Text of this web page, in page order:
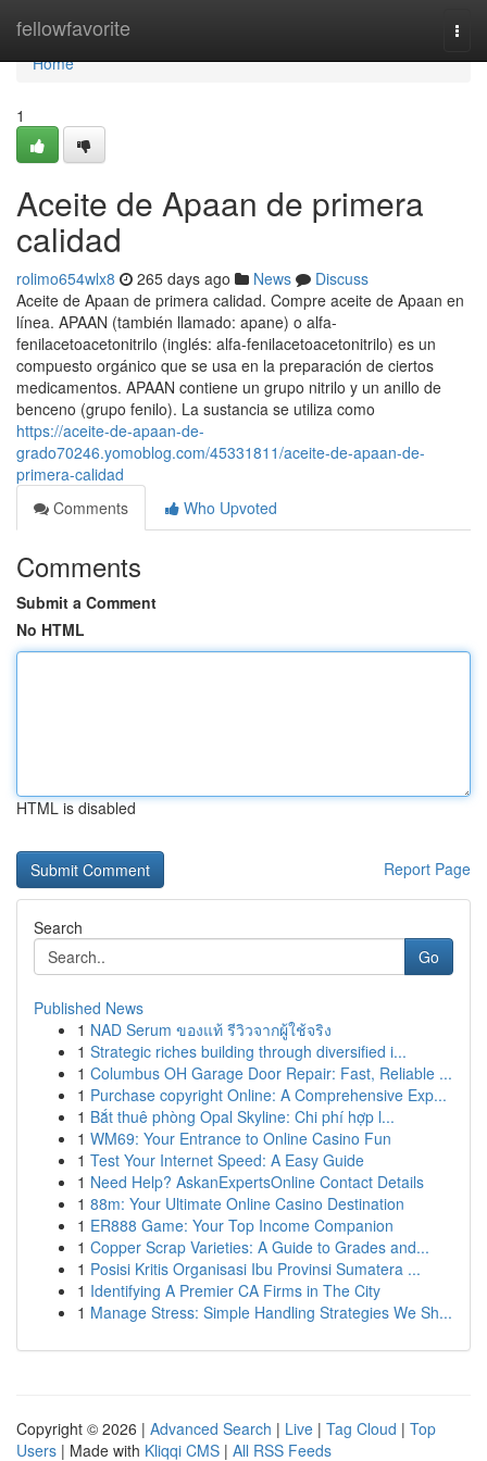
fellowfavorite
Home
Home
1
Aceite de Apaan de primera
calidad
rolimo654wlx8 265 days ago News
Discuss
Aceite de Apaan de primera calidad. Compre aceite de Apaan en
línea. APAAN (también llamado: apane) o alfa-
fenilacetoacetonitrilo (inglés: alfa-fenilacetoacetonitrilo) es un
compuesto orgánico que se usa en la preparación de ciertos
medicamentos. APAAN contiene un grupo nitrilo y un anillo de
benceno (grupo fenilo). La sustancia se utiliza como
https://aceite-de-apaan-de-
grado70246.yomoblog.com/45331811/aceite-de-apaan-de-
primera-calidad
Comments
Who Upvoted
Comments
Submit a Comment
No HTML
HTML is disabled
Report Page
Search
Go
Published News
1 NAD Serum ของแท้ รีวิวจากผู้ใช้จริง
1 Strategic riches building through diversified i...
1 Columbus OH Garage Door Repair: Fast, Reliable ...
1 Purchase copyright Online: A Comprehensive Exp...
1 Bắt thuê phòng Opal Skyline: Chi phí hợp l...
1 WM69: Your Entrance to Online Casino Fun
1 Test Your Internet Speed: A Easy Guide
1 Need Help? AskanExpertsOnline Contact Details
1 88m: Your Ultimate Online Casino Destination
1 ER888 Game: Your Top Income Companion
1 Copper Scrap Varieties: A Guide to Grades and...
1 Posisi Kritis Organisasi Ibu Provinsi Sumatera ...
1 Identifying A Premier CA Firms in The City
1 Manage Stress: Simple Handling Strategies We Sh...
Copyright © 2026 | Advanced Search | Live | Tag Cloud | Top
Users | Made with Kliqqi CMS | All RSS Feeds